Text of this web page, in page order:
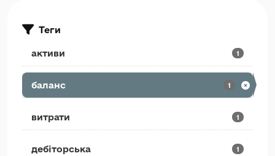
Теги
активи 1
баланс 1
витрати 1
дебіторська 1